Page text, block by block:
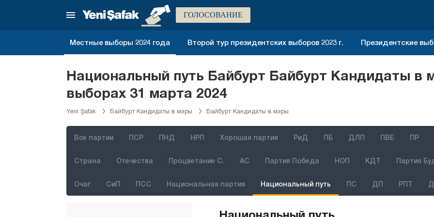
ГОЛОСОВАНИЕ
Местные выборы 2024 года Второй тур президентских выборов 2023 г. Президентские
Национальный путь Байбурт Байбурт Кандидаты в
выборах 31 марта 2024
Yeni Şafak Байбурт Кандидаты в мэры Байбурт Кандидаты в мэры
Все партии ПСР ПНД НРП Хорошая партия РиД ПБ ДЛП ПВЕ ПР
Страна Отечества Процветание С. АС Партия Победа НОП КДТ Партия
Очаг СиП ПСС Национальная партия Национальный путь ПС ДП РПТ
Адыяман
Амасья
Анталия
Артвин
Бартын